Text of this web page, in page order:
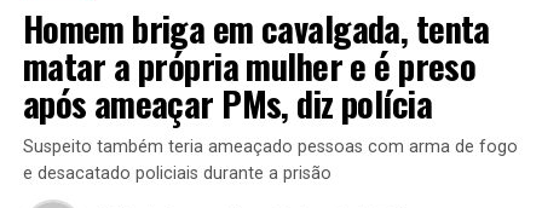
Homem briga em cavalgada, tenta
matar a própria mulher e é preso
após ameaçar PMs, diz polícia
Suspeito também teria ameaçado pessoas com arma de fogo
e desacatado policiais durante a prisão